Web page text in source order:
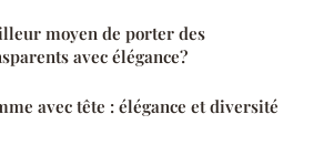
moyen de porter des
avec élégance?
avec tête : élégance et diversité